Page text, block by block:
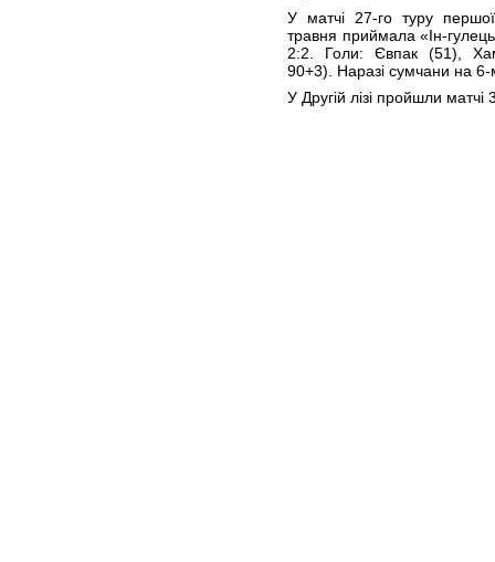
У матчі 27-го туру
травня приймала «Ін-
2:2. Голи: Євпак (51),
90+3). Наразі сумчани на 6-
У Другій лізі пройшли матчі